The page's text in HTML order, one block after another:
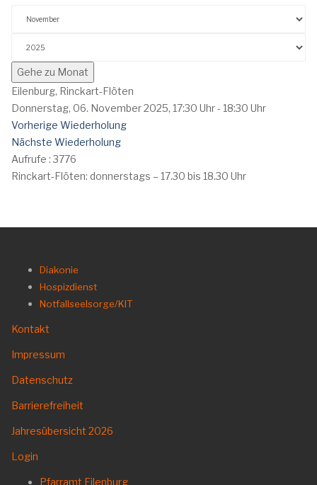
Gehe zu Monat
Eilenburg, Rinckart-Flöten
Donnerstag, 06. November 2025, 17:30 Uhr - 18:30 Uhr
Vorherige Wiederholung
Nächste Wiederholung
Aufrufe : 3776
Rinckart-Flöten: donnerstags – 17.30 bis 18.30 Uhr
Diakonie
Hospizdienst
Notfallseelsorge/KIT
Kontakt
Impressum
Datenschutz
Barrierefreiheit
Jahresübersicht 2026
Login
Pfarramt Eilenburg